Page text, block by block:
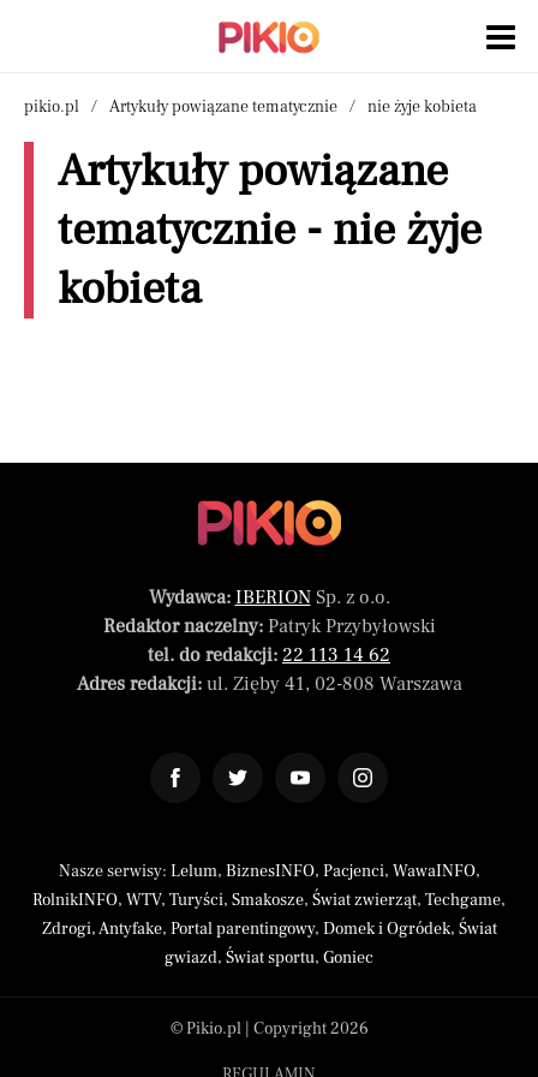
pikio.pl Artykuły powiązane tematycznie nie żyje kobieta
Artykuły powiązane
tematycznie - nie żyje
kobieta
Wydawca: IBERIONSp. z o.o.
Redaktor naczelny:Patryk Przybyłowski
tel. do redakcji: 22 113 14 62
Adres redakcji:ul. Zięby 41, 02-808 Warszawa
Nasze serwisy: Lelum, BiznesINFO, Pacjenci, WawaINFO,
RolnikINFO, WTV, Turyści, Smakosze, Świat zwierząt, Techgame,
Zdrogi,Antyfake, Portal parentingowy, Domek i Ogródek, Świat
gwiazd, Świat sportu, Goniec
© Pikio.pl | Copyright 2026